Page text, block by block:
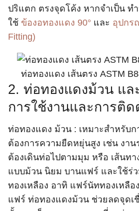
ปริแตก ตรงจุดโค้ง หากจำเป็น ท
ใช้ ข้องอทองแดง 90° และ อุปกร
Fitting)
ท่อทองแดง เส้นตรง ASTM
2. ท่อทองแดงม้วน แล
การใช้งานและการติด
ท่อทองแดง ม้วน : เหมาะสำหรับ
ต้องการความยืดหยุ่นสูง เช่น งา
ต้องเดินท่อไปตามมุม หรือ เส้นท
แบบม้วน นิยม บานแฟร์ และใช้ร่
ทองเหลือง อาทิ แฟร์นัททองเหลือ
แฟร์ ท่อทองแดงม้วน ช่วยลดจุดเ